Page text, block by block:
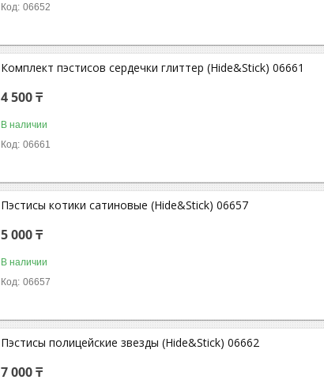
06652
Комплект пэстисов сердечки глиттер (Hide&Stick) 06661
4 500 ₸
В наличии
06661
Пэстисы котики сатиновые (Hide&Stick) 06657
5 000 ₸
В наличии
06657
Пэстисы полицейские звезды (Hide&Stick) 06662
7 000 ₸